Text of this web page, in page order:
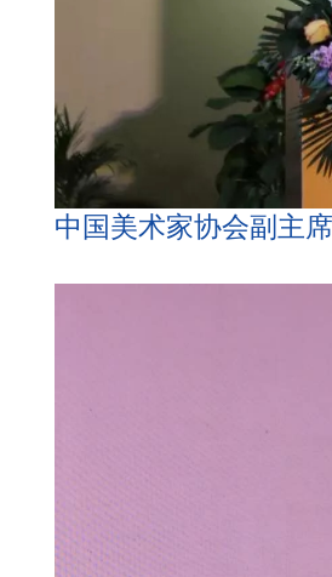
中国美术家协会副主